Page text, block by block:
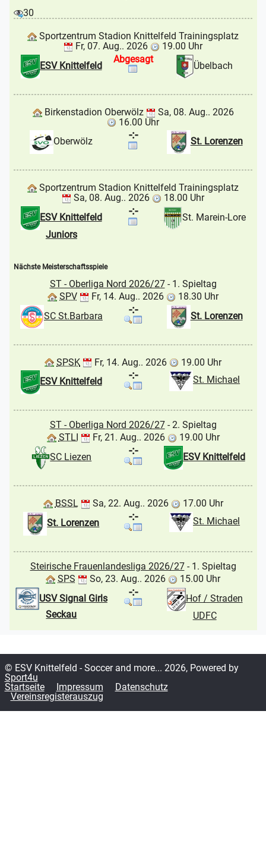
30
Sportzentrum Stadion Knittelfeld Trainingsplatz
Fr, 07. Aug.. 2026
19.00 Uhr
ESV Knittelfeld
Übelbach
Abgesagt
Birkenstadion Oberwölz
Sa, 08. Aug.. 2026
16.00 Uhr
Oberwölz
St. Lorenzen
-:-
Sportzentrum Stadion Knittelfeld Trainingsplatz
Sa, 08. Aug.. 2026
18.00 Uhr
ESV Knittelfeld
Juniors
St. Marein-Lore
-:-
Nächste Meisterschaftsspiele
ST - Oberliga Nord 2026/27- 1. Spieltag
SPV
Fr, 14. Aug.. 2026
18.30 Uhr
SC St.Barbara
St. Lorenzen
-:-
SPSK Fr, 14. Aug.. 2026
19.00 Uhr
ESV Knittelfeld
St. Michael
-:-
ST - Oberliga Nord 2026/27- 2. Spieltag
STLI
Fr, 21. Aug.. 2026
19.00 Uhr
SC Liezen
ESV Knittelfeld
-:-
BSSL Sa, 22. Aug.. 2026
17.00 Uhr
St. Lorenzen
St. Michael
-:-
Steirische Frauenlandesliga 2026/27- 1. Spieltag
SPS
So, 23. Aug.. 2026
15.00 Uhr
USV Signal Girls
Seckau
Hof / Straden
UDFC
-:-
© ESV Knittelfeld - Soccer and more... 2026, Powered by
Sport4u
Startseite
Impressum
Datenschutz
Vereinsregisterauszug